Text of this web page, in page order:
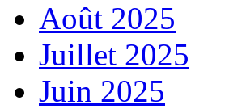
Août 2025
Juillet 2025
Juin 2025